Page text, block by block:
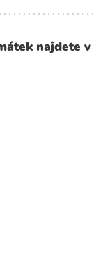
najdete v